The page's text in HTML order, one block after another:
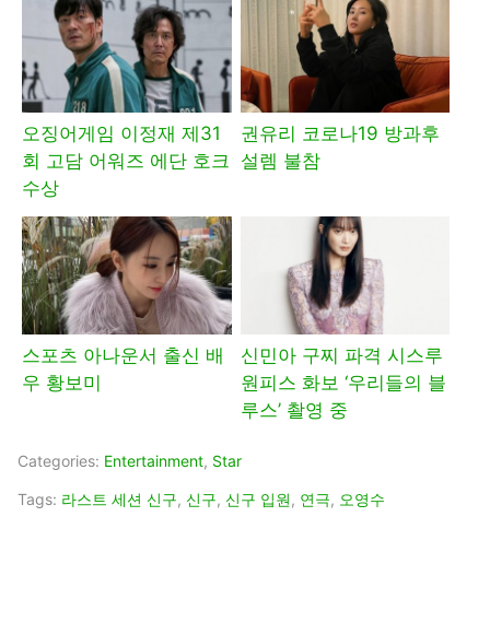
오징어게임 이정재 제31
회 고담 어워즈 에단 호크
수상
권유리 코로나19 방과후
설렘 불참
스포츠 아나운서 출신 배
우 황보미
신민아 구찌 파격 시스루
원피스 화보 ‘우리들의 블
루스’ 촬영 중
Categories: Entertainment, Star
Tags: 라스트 세션 신구, 신구, 신구 입원 , 연극, 오영수